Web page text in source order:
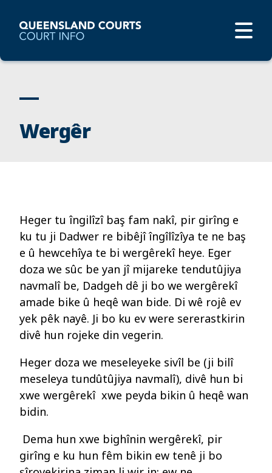
Wergêr
Heger tu îngilîzî baş fam nakî, pir girîng e
ku tu ji Dadwer re bibêjî îngîlîzîya te ne baş
e û hewcehîya te bi wergêrekî heye. Eger
doza we sûc be yan jî mijareke tendutûjiya
navmalî be, Dadgeh dê ji bo we wergêrekî
amade bike û heqê wan bide. Di wê rojê ev
yek pêk nayê. Ji bo ku ev were sererastkirin
divê hun rojeke din vegerin.
Heger doza we meseleyeke sivîl be (ji bilî
meseleya tundûtûjiya navmalî), divê hun bi
xwe wergêrekî xwe peyda bikin û heqê wan
bidin.
Dema hun xwe bighînin wergêrekî, pir
girîng e ku hun fêm bikin ew tenê ji bo